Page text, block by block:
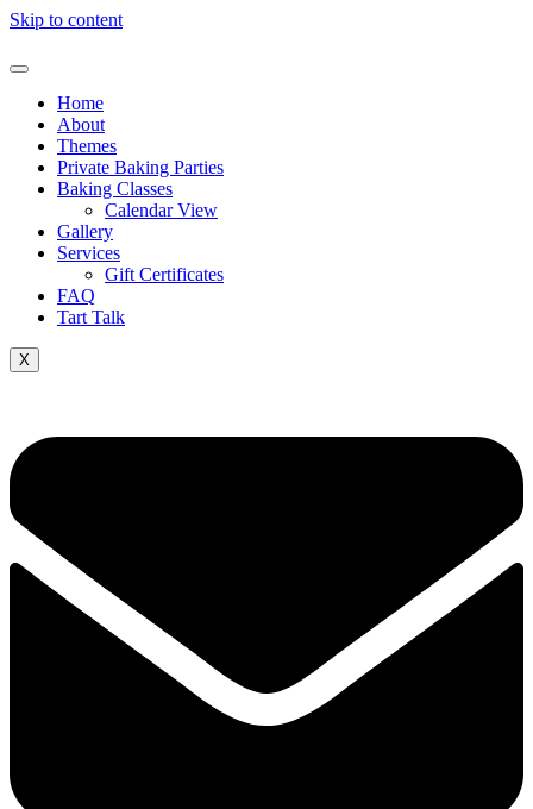
Skip to content
Home
About
Themes
Private Baking Parties
Baking Classes
Calendar View
Gallery
Services
Gift Certificates
FAQ
Tart Talk
X